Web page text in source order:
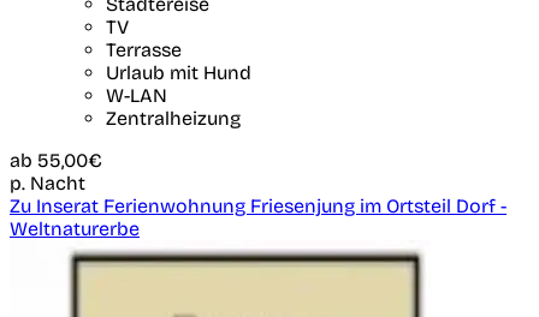
TV
Terrasse
Urlaub mit Hund
W-LAN
Zentralheizung
ab 55,00€
p. Nacht
Zu Inserat Ferienwohnung Friesenjung im Ortsteil Dorf -
Weltnaturerbe